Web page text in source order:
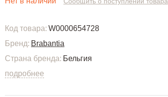
Код товара: W0000654728
Бренд: Brabantia
Страна бренда: Бельгия
подробнее